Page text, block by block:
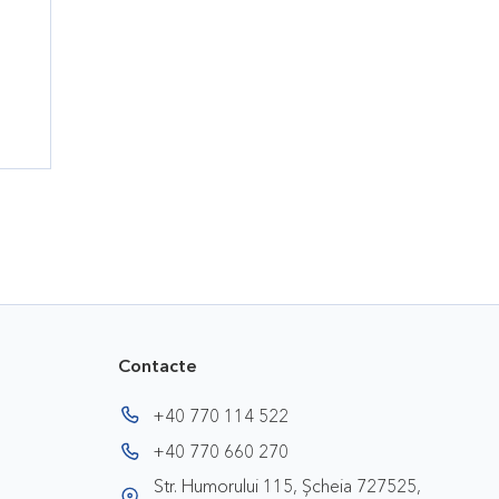
Contacte
+40 770 114 522
+40 770 660 270
Str. Humorului 115, Șcheia 727525,